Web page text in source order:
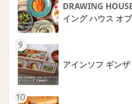
DRAWING
イング ハウス オブ
9
アインソフ ギンザ
10